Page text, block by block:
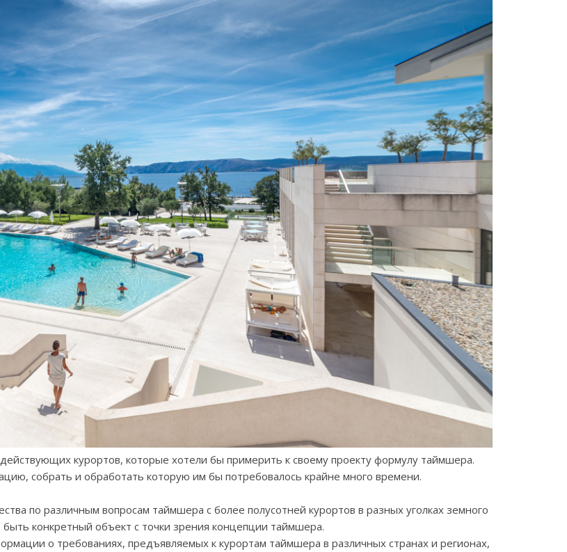
курортов, которые хотели бы примерить к своему проекту формулу таймшера.
собрать и обработать которую им бы потребовалось крайне много времени.
по различным вопросам таймшера с более полусотней курортов в разных уголках земного
конкретный объект с точки зрения концепции таймшера.
о требованиях, предъявляемых к курортам таймшера в различных странах и регионах,